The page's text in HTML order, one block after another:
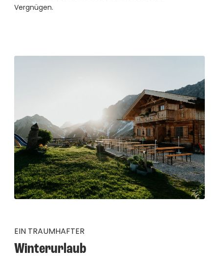
----
--
Vergnügen.
EIN TRAUMHAFTER
Winterurlaub